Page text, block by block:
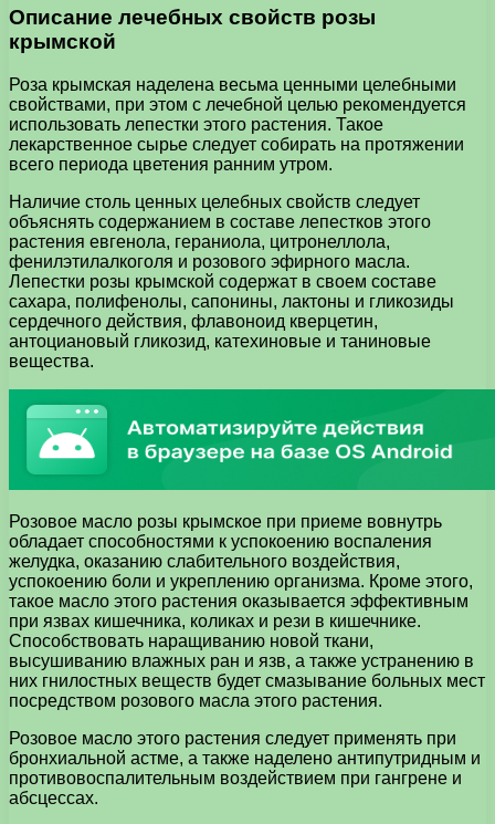
Описание лечебных свойств розы
крымской
Роза крымская наделена весьма ценными целебными
свойствами, при этом с лечебной целью рекомендуется
использовать лепестки этого растения. Такое
лекарственное сырье следует собирать на протяжении
всего периода цветения ранним утром.
Наличие столь ценных целебных свойств следует
объяснять содержанием в составе лепестков этого
растения евгенола, гераниола, цитронеллола,
фенилэтилалкоголя и розового эфирного масла.
Лепестки розы крымской содержат в своем составе
сахара, полифенолы, сапонины, лактоны и гликозиды
сердечного действия, флавоноид кверцетин,
антоциановый гликозид, катехиновые и таниновые
вещества.
Розовое масло розы крымское при приеме вовнутрь
обладает способностями к успокоению воспаления
желудка, оказанию слабительного воздействия,
успокоению боли и укреплению организма. Кроме этого,
такое масло этого растения оказывается эффективным
при язвах кишечника, коликах и рези в кишечнике.
Способствовать наращиванию новой ткани,
высушиванию влажных ран и язв, а также устранению в
них гнилостных веществ будет смазывание больных мест
посредством розового масла этого растения.
Розовое масло этого растения следует применять при
бронхиальной астме, а также наделено антипутридным и
противовоспалительным воздействием при гангрене и
абсцессах.